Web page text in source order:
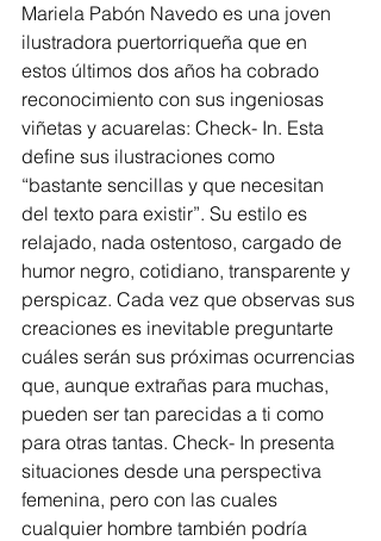
Mariela Pabón Navedo es una joven
ilustradora puertorriqueña que en
estos últimos dos años ha cobrado
reconocimiento con sus ingeniosas
viñetas y acuarelas: Check- In. Esta
define sus ilustraciones como
“bastante sencillas y que necesitan
del texto para existir”. Su estilo es
relajado, nada ostentoso, cargado de
humor negro, cotidiano, transparente y
perspicaz. Cada vez que observas sus
creaciones es inevitable preguntarte
cuáles serán sus próximas ocurrencias
que, aunque extrañas para muchas,
pueden ser tan parecidas a ti como
para otras tantas. Check- In presenta
situaciones desde una perspectiva
femenina, pero con las cuales
cualquier hombre también podría